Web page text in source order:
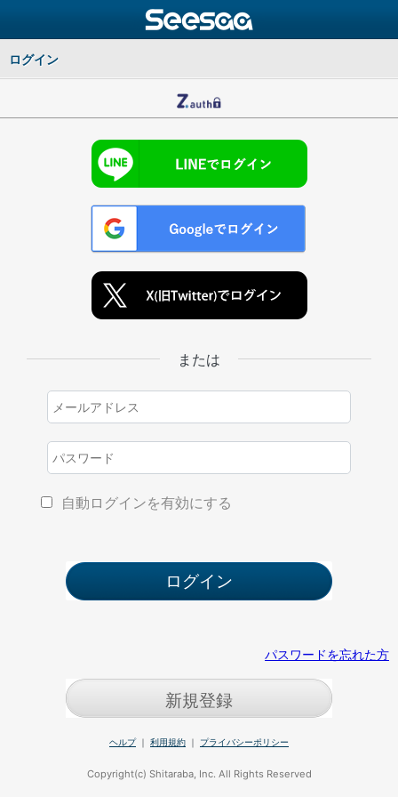
ログイン
または
自動ログインを有効にする
パスワードを忘れた方
新規登録
ヘルプ｜ 利用規約 ｜ プライバシーポリシー
Copyright(c) Shitaraba, Inc. All Rights Reserved